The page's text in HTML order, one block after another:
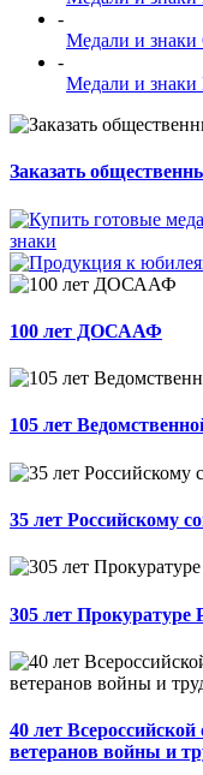
-
Медали и знаки
-
Медали и знаки
Заказать
знаки
100 лет ДОСААФ
105 лет
35 лет Российскому
305 лет Прокуратуре
40 лет
ветеранов войны и